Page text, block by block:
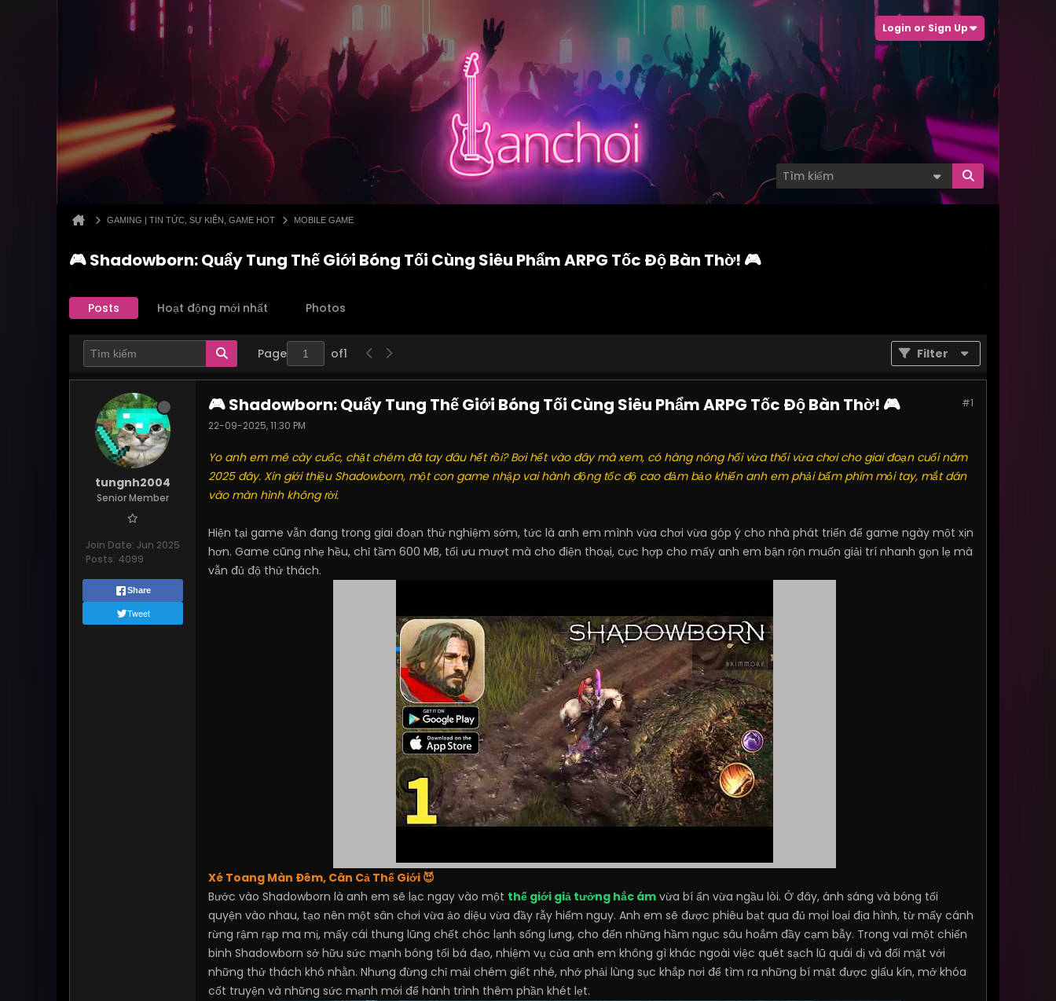
Login or Sign Up
GAMING | TIN TỨC, SỰ KIỆN, GAME HOT MOBILE GAME
🎮 Shadowborn: Quẩy Tung Thế Giới Bóng Tối Cùng Siêu Phẩm ARPG Tốc Độ Bàn Thờ! 🎮
Posts Hoạt động mới nhất Photos
Page of1 Filter
tungnh2004
Senior Member
Join Date: Jun 2025
Posts: 4099
Share
Tweet
#1
🎮 Shadowborn: Quẩy Tung Thế Giới Bóng Tối Cùng Siêu Phẩm ARPG Tốc Độ Bàn Thờ! 🎮
22-09-2025, 11:30 PM
Yo anh em mê cày cuốc, chặt chém đã tay đâu hết rồi? Bơi hết vào đây mà xem, có hàng nóng hổi vừa thổi vừa chơi cho giai đoạn cuối năm
2025 đây. Xin giới thiệu Shadowborn, một con game nhập vai hành động tốc độ cao đảm bảo khiến anh em phải bấm phím mỏi tay, mắt dán
vào màn hình không rời.
Hiện tại game vẫn đang trong giai đoạn thử nghiệm sớm, tức là anh em mình vừa chơi vừa góp ý cho nhà phát triển để game ngày một xịn
hơn. Game cũng nhẹ hều, chỉ tầm 600 MB, tối ưu mượt mà cho điện thoại, cực hợp cho mấy anh em bận rộn muốn giải trí nhanh gọn lẹ mà
vẫn đủ độ thử thách.
Xé Toang Màn Đêm, Cân Cả Thế Giới 😈
Bước vào Shadowborn là anh em sẽ lạc ngay vào một thế giới giả tưởng hắc ám vừa bí ẩn vừa ngầu lòi. Ở đây, ánh sáng và bóng tối
quyện vào nhau, tạo nên một sân chơi vừa ảo diệu vừa đầy rẫy hiểm nguy. Anh em sẽ được phiêu bạt qua đủ mọi loại địa hình, từ mấy cánh
rừng rậm rạp ma mị, mấy cái thung lũng chết chóc lạnh sống lưng, cho đến những hầm ngục sâu hoắm đầy cạm bẫy. Trong vai một chiến
binh Shadowborn sở hữu sức mạnh bóng tối bá đạo, nhiệm vụ của anh em không gì khác ngoài việc quét sạch lũ quái dị và đối mặt với
những thử thách khó nhằn. Nhưng đừng chỉ mải chém giết nhé, nhớ phải lùng sục khắp nơi để tìm ra những bí mật được giấu kín, mở khóa
cốt truyện và những sức mạnh mới để hành trình thêm phần khét lẹt.